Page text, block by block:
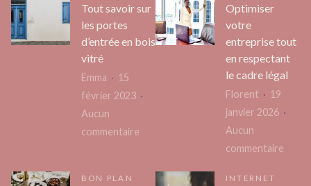
Tout savoir sur
les portes
d’entrée en bois
vitré
Emma
15
février 2023
Aucun
commentaire
Optimiser
votre
entreprise tout
en respectant
le cadre légal
Florent
19
janvier 2026
Aucun
commentaire
BON PLAN INTERNET